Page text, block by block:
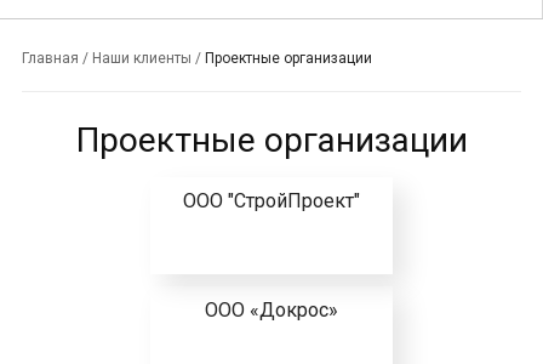
Главная / Наши клиенты / Проектные организации
Проектные организации
ООО "СтройПроект"
ООО «Докрос»